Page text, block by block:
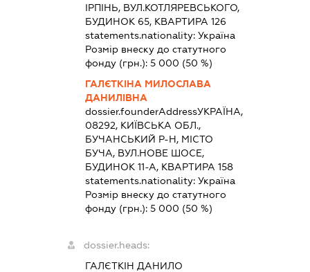
ІРПІНЬ, ВУЛ.КОТЛЯРЕВСЬКОГО,
БУДИНОК 65, КВАРТИРА 126
statements.nationality: Україна
Розмір внеску до статутного
фонду (грн.): 5 000 (50 %)
ГАЛЄТКІНА МИЛОСЛАВА
ДАНИЛІВНА
dossier.founderAddressУКРАЇНА,
08292, КИЇВСЬКА ОБЛ.,
БУЧАНСЬКИЙ Р-Н, МІСТО
БУЧА, ВУЛ.НОВЕ ШОСЕ,
БУДИНОК 11-А, КВАРТИРА 158
statements.nationality: Україна
Розмір внеску до статутного
фонду (грн.): 5 000 (50 %)
dossier.heads:
ГАЛЄТКІН ДАНИЛО